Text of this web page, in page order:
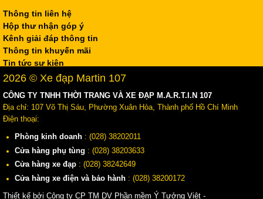
Thông tin liên hệ
Hộp thư nhận góp ý
Kênh giải đáp thông tin
Thông tin khuyến mãi
Tin tức sự kiện
2026 © Xe đạp Martin 107
CÔNG TY TNHH THỜI TRANG VÀ XE ĐẠP M.A.R.T.I.N 107
Địa chỉ: 107 Võ Thị Sáu, Phường Xuân Hòa, Thành phố Hồ Chí Minh
Điện thoại:
Phòng kinh doanh : (028) 38202011
Cửa hàng phụ tùng : (028) 38203633
Cửa hàng xe đạp : (028) 38242649
Cửa hàng xe điện và bảo hành : (028) 38200172
Thiết kế bởi Công ty CP TM DV Phần mềm Ý Tưởng Việt -